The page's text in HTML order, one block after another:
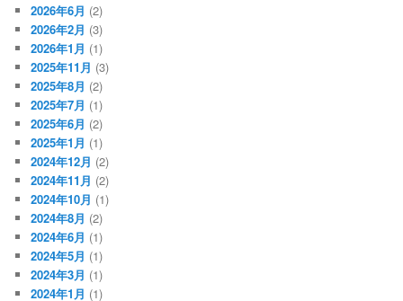
2026年6月 (2)
2026年2月 (3)
2026年1月 (1)
2025年11月 (3)
2025年8月 (2)
2025年7月 (1)
2025年6月 (2)
2025年1月 (1)
2024年12月 (2)
2024年11月 (2)
2024年10月 (1)
2024年8月 (2)
2024年6月 (1)
2024年5月 (1)
2024年3月 (1)
2024年1月 (1)